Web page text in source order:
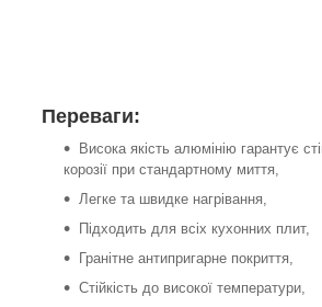
Переваги:
Висока якість алюмінію гарантує
корозії при стандартному миття,
Легке та швидке нагрівання,
Підходить для всіх кухонних плит,
Гранітне антипригарне покриття,
Стійкість до високої температури,